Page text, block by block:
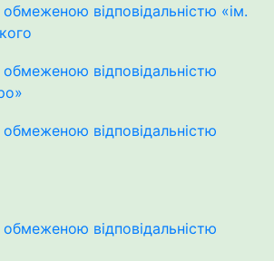
відповідальністю «ім.
відповідальністю
відповідальністю
відповідальністю